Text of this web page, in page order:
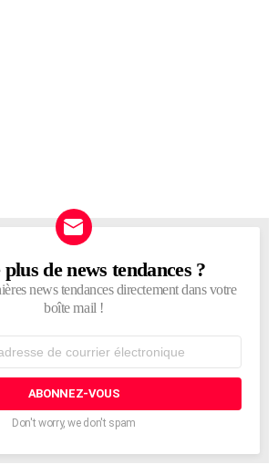
de news tendances ?
news tendances directement dans votre
boîte mail !
Don't worry, we don't spam